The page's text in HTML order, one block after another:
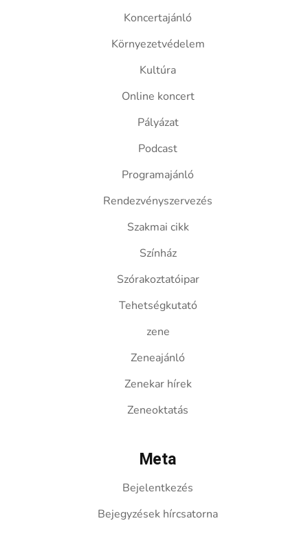
Koncertajánló
Környezetvédelem
Kultúra
Online koncert
Pályázat
Podcast
Programajánló
Rendezvényszervezés
Szakmai cikk
Színház
Szórakoztatóipar
Tehetségkutató
zene
Zeneajánló
Zenekar hírek
Zeneoktatás
Meta
Bejelentkezés
Bejegyzések hírcsatorna